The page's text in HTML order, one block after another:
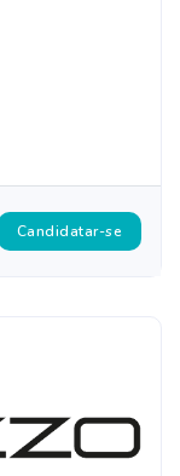
Candidatar-se